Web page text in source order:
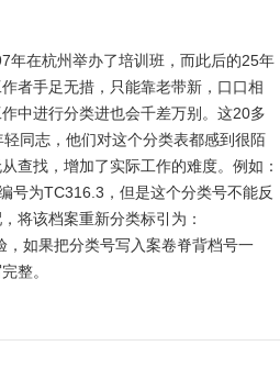
年在杭州举办了培训班，而此后的25年
者手足无措，只能靠老带新，口口相
中进行分类进也会千差万别。这20多
同志，他们对这个分类表都感到很陌
查找，增加了实际工作的难度。例如：
号为TC316.3，但是这个分类号不能反
将该档案重新分类标引为：
如果把分类号写入案卷脊背档号一
整。